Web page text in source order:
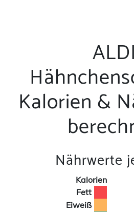
ALDI
Kalorien &
Nährwerte
Kalorien
Fett
Eiweiß